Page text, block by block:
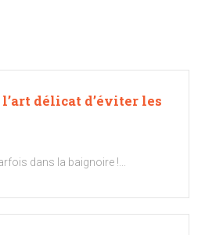
délicat d’éviter les
dans la baignoire !...